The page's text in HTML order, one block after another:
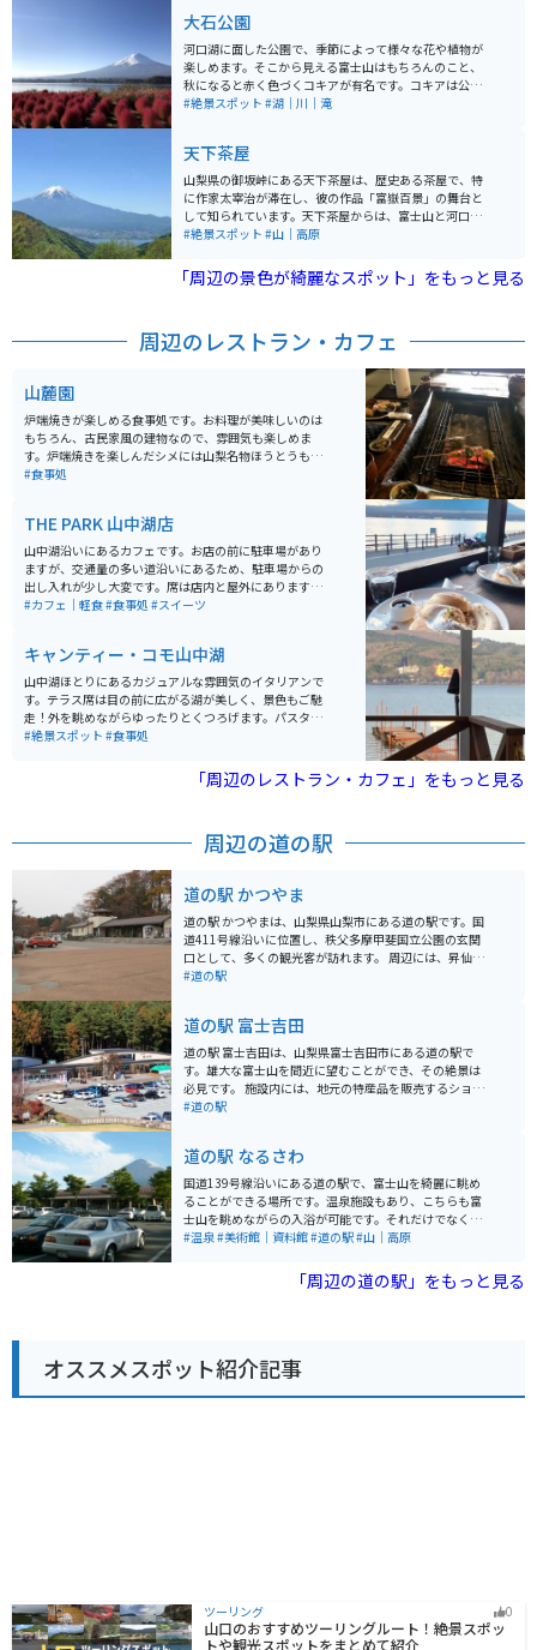
大石公園
河口湖に面した公園で、季節によって様々な花や植物が
楽しめます。そこから見える富士山はもちろんのこと、
秋になると赤く色づくコキアが有名です。コキアは公園
入り口付近でも楽しめますが、おすすめスポットは入り
#絶景スポット #湖｜川｜滝
天下茶屋
山梨県の御坂峠にある天下茶屋は、歴史ある茶屋で、特
に作家太宰治が滞在し、彼の作品「富嶽百景」の舞台と
して知られています。天下茶屋からは、富士山と河口湖
を一望できる絶景が広がり、観光客に人気のスポットで
作品や生涯に触れることができます。「富士には月見草
がよく似合ふ」と刻まれた文学碑などがあります。ここ
屋周辺にはハイキングコースもあり、自然を満喫しなが
#絶景スポット #山｜高原
「周辺の景色が綺麗なスポット」をもっと見る
周辺のレストラン・カフェ
山麓園
炉端焼きが楽しめる食事処です。お料理が美味しいのは
もちろん、古民家風の建物なので、雰囲気も楽しめま
す。炉端焼きを楽しんだシメには山梨名物ほうとうも提
供してくださるので、山梨グルメを存分に楽しむことが
#食事処
THE PARK 山中湖店
山中湖沿いにあるカフェです。お店の前に駐車場があり
ますが、交通量の多い道沿いにあるため、駐車場からの
出し入れが少し大変です。席は店内と屋外にあります。
屋外席はヒーターがないので時期によっては少し寒いで
混雑していますが、リストに記名して順番を待つ方式な
ので、周辺を散歩して待ち時間を過ごすことができま
す。メニューはパンケーキを推しており、その他にバー
ガーなどのフードメニューもあります。 近くには忍野八
海や道志みちがあるので、ツーリングの休憩ポイントと
#カフェ｜軽食#食事処 #スイーツ
キャンティー・コモ山中湖
山中湖ほとりにあるカジュアルな雰囲気のイタリアンで
す。テラス席は目の前に広がる湖が美しく、景色もご馳
走！外を眺めながらゆったりとくつろげます。パスタや
ピザと言った定番メニューはもちろん、地元食材を使っ
#絶景スポット #食事処
「周辺のレストラン・カフェ」をもっと見る
周辺の道の駅
道の駅 かつやま
道の駅 かつやまは、山梨県山梨市にある道の駅です。国
道411号線沿いに位置し、秩父多摩甲斐国立公園の玄関
口として、多くの観光客が訪れます。 周辺には、昇仙峡
や西沢渓谷といった景勝地があり、四季折々の美しい自
インの試飲も楽しめます。 道の駅には、地元産の新鮮な
野菜や果物を販売する農産物直売所や、山梨の名産品を
扱うお土産コーナーがあります。レストランでは、ほう
とうなどの郷土料理や、地元産の食材を使った料理を味
わうことができます。 バイクで訪れる場合、道の駅の駐
し、山間部のため、天候の変化に注意が必要です。 山梨
の名産品としては、ぶどう、桃、ワインの他に、ほうと
う、信玄餅、甲州印伝などが有名です。
#道の駅
道の駅 富士吉田
道の駅 富士吉田は、山梨県富士吉田市にある道の駅で
す。雄大な富士山を間近に望むことができ、その絶景は
必見です。 施設内には、地元の特産品を販売するショッ
プやレストランがあり、山梨の味覚を楽しむことができ
ーダードーム館が併設されており、富士山の歴史や文化
に触れることができます。 バイクで訪れる場合、道の駅
富士吉田は、富士山周辺のツーリングの拠点としても最
適です。広々とした駐車場があり、休憩スポットとして
も利用できます。富士山スカイラインや富士パノラマラ
の観光スポットも点在しており、観光の拠点としても最
#道の駅
道の駅 なるさわ
国道139号線沿いにある道の駅で、富士山を綺麗に眺め
ることができる場所です。温泉施設もあり、こちらも富
士山を眺めながらの入浴が可能です。それだけでなく、
富士山について学べる博物館、地元の特産品を購入でき
れた日の眺めが1番のオススメポイントです。
#温泉#美術館｜資料館#道の駅#山｜高原
「周辺の道の駅」をもっと見る
オススメスポット紹介記事
ツーリング 0
山口のおすすめツーリングルート！絶景スポッ
トや観光スポットをまとめて紹介